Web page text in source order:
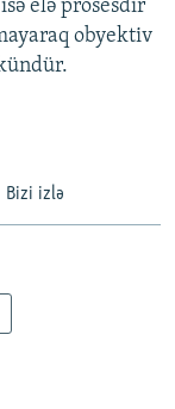
elə prosesdir
obyektiv
Bizi izlə